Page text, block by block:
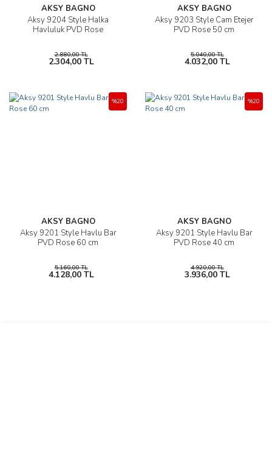
AKSY BAGNO
Aksy 9204 Style Halka
Havluluk PVD Rose
2.880,00 TL
2.304,00 TL
AKSY BAGNO
Aksy 9203 Style Cam Etejer
PVD Rose 50 cm
5.040,00 TL
4.032,00 TL
AKSY BAGNO
Aksy 9201 Style Havlu Bar
PVD Rose 60 cm
%20
5.160,00 TL
4.128,00 TL
AKSY BAGNO
Aksy 9201 Style Havlu Bar
PVD Rose 40 cm
%20
4.920,00 TL
3.936,00 TL